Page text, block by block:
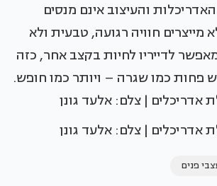
והעיצוב אינם מנסים
מייצרים חוויה רגועה, טבעית ולא
לדייריו לחיות בקצב אחר, כזה
פחות כמו שגרה – ויותר כמו חופש.
אדריכלים | צלם: אלעד גונן
אדריכלים | צלם: אלעד גונן
פנים